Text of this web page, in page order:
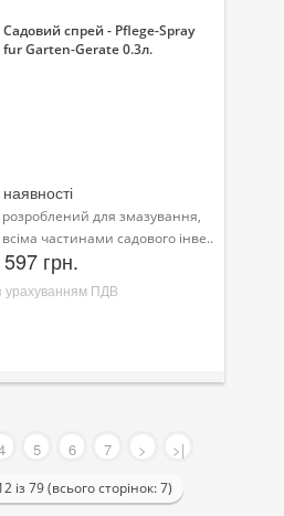
Садовий спрей - Pflege-Spray
fur Garten-Gerate 0.3л.
для змазування,
частинами садового інве..
597 грн.
урахуванням ПДВ
5 6 7 > >|
із 79 (всього сторінок: 7)